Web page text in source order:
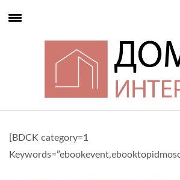
[BDCK category=1